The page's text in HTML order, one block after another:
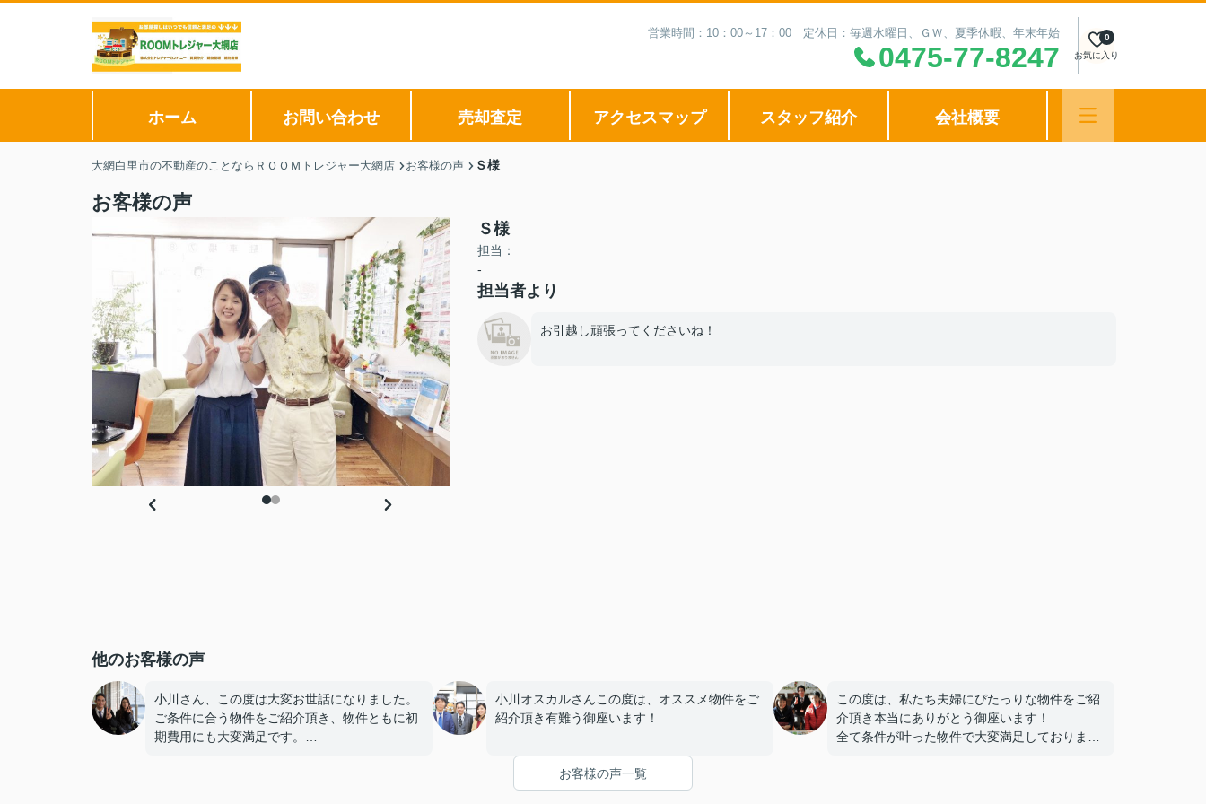
営業時間：10：00～17：00 定休日：毎週水曜日、ＧＷ、夏季休暇、年末年始
0475-77-8247 お気に入り
0
ホーム お問い合わせ 売却査定 アクセスマップ スタッフ紹介 会社概要
大網白里市の不動産のことならＲＯＯＭトレジャー大網店 お客様の声 Ｓ様
お客様の声
Ｓ様
担当：
-
担当者より
お引越し頑張ってくださいね！
他のお客様の声
小川さん、この度は大変お世話になりました。
ご条件に合う物件をご紹介頂き、物件ともに初
期費用にも大変満足です。
小川オスカルさんこの度は、オススメ物件をご
紹介頂き有難う御座います！
私たちのご要望を真剣に聞いて頂き、初期費用
も安く抑えて頂き大変満足です！
この度は、私たち夫婦にぴたっりな物件をご紹
介頂き本当にありがとう御座います！
全て条件が叶った物件で大変満足しております
お客様の声一覧